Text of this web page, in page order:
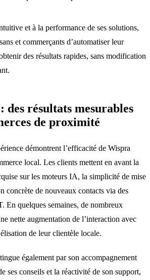
et à la performance de ses solutions,
et commerçants d’automatiser leur
des résultats rapides, sans modification
des résultats mesurables
de proximité
démontrent l’efficacité de Wispra
local. Les clients mettent en avant la
sur les moteurs IA, la simplicité de mise
concrète de nouveaux contacts via des
En quelques semaines, de nombreux
nette augmentation de l’interaction avec
de leur clientèle locale.
également par son accompagnement
ses conseils et la réactivité de son support,